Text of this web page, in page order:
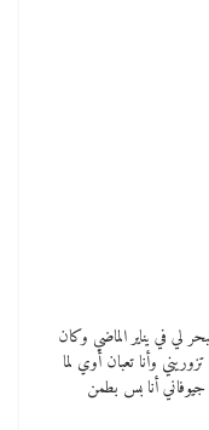
لي في يناير الماضي وكان
وأنا تعبان أوي لما
أنا بس بطمن